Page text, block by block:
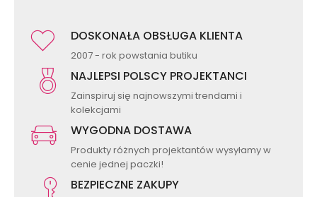
DOSKONAŁA OBSŁUGA KLIENTA
2007 - rok powstania butiku
NAJLEPSI POLSCY PROJEKTANCI
Zainspiruj się najnowszymi trendami i
kolekcjami
WYGODNA DOSTAWA
Produkty różnych projektantów wysyłamy w
cenie jednej paczki!
BEZPIECZNE ZAKUPY